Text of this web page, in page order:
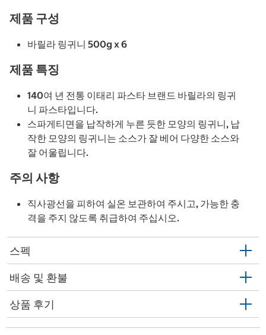
제품 구성
바릴라 링귀니 500g x 6
제품 특징
140여 년 전통 이태리 파스타 브랜드 바릴라의 링귀
니 파스타입니다.
스파게티면을 납작하게 누른 듯한 모양의 링귀니, 납
작한 모양의 링귀니는 소스가 잘 베어 다양한 소스와
잘 어울립니다.
주의 사항
직사광선을 피하여 실온 보관하여 주시고, 가능한 충
격을 주지 않도록 취급하여 주십시오.
스펙
배송 및 환불
상품 후기